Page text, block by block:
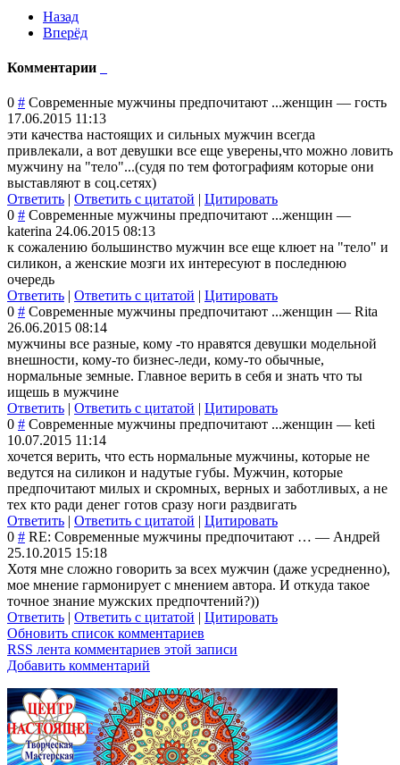
Назад
Вперёд
Комментарии
0 # Современные мужчины предпочитают ...женщин — гость
17.06.2015 11:13
эти качества настоящих и сильных мужчин всегда
привлекали, а вот девушки все еще уверены,что можно ловить
мужчину на "тело"...(судя по тем фотографиям которые они
выставляют в соц.сетях)
Ответить | Ответить с цитатой | Цитировать
0 # Современные мужчины предпочитают ...женщин —
katerina 24.06.2015 08:13
к сожалению большинство мужчин все еще клюет на "тело" и
силикон, а женские мозги их интересуют в последнюю
очередь
Ответить | Ответить с цитатой | Цитировать
0 # Современные мужчины предпочитают ...женщин — Rita
26.06.2015 08:14
мужчины все разные, кому -то нравятся девушки модельной
внешности, кому-то бизнес-леди, кому-то обычные,
нормальные земные. Главное верить в себя и знать что ты
ищешь в мужчине
Ответить | Ответить с цитатой | Цитировать
0 # Современные мужчины предпочитают ...женщин — keti
10.07.2015 11:14
хочется верить, что есть нормальные мужчины, которые не
ведутся на силикон и надутые губы. Мужчин, которые
предпочитают милых и скромных, верных и заботливых, а не
тех кто ради денег готов сразу ноги раздвигать
Ответить | Ответить с цитатой | Цитировать
0 # RE: Современные мужчины предпочитают … — Андрей
25.10.2015 15:18
Хотя мне сложно говорить за всех мужчин (даже усредненно),
мое мнение гармонирует с мнением автора. И откуда такое
точное знание мужских предпочтений?))
Ответить | Ответить с цитатой | Цитировать
Обновить список комментариев
RSS лента комментариев этой записи
Добавить комментарий